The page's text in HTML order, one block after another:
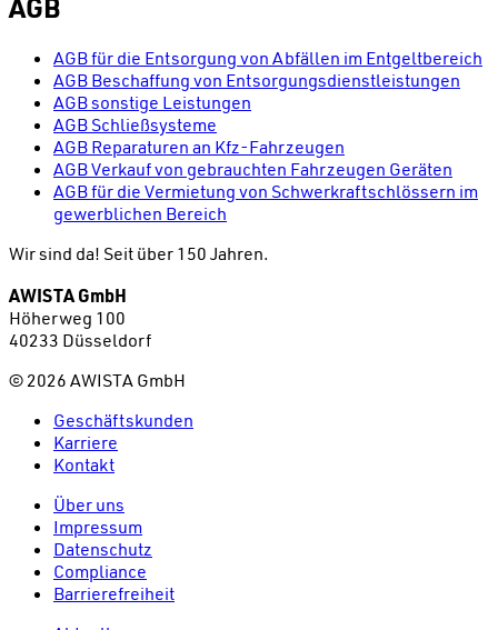
AGB
AGB für die Entsorgung von Abfällen im Entgeltbereich
AGB Beschaffung von Entsorgungsdienstleistungen
AGB sonstige Leistungen
AGB Schließsysteme
AGB Reparaturen an Kfz-Fahrzeugen
AGB Verkauf von gebrauchten Fahrzeugen Geräten
AGB für die Vermietung von Schwerkraftschlössern im
gewerblichen Bereich
Wir sind da! Seit über 150 Jahren.
AWISTA GmbH
Höherweg 100
40233 Düsseldorf
© 2026 AWISTA GmbH
Geschäftskunden
Karriere
Kontakt
Über uns
Impressum
Datenschutz
Compliance
Barrierefreiheit